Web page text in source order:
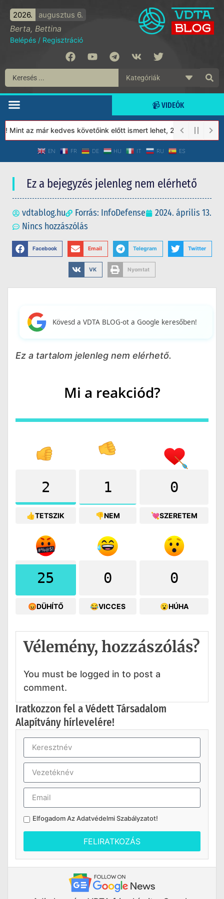
2026. augusztus 6.
Berta, Bettina
Belépés / Regisztráció
📹 VIDEÓK
az már kedves követőink előtt ismert lehet, 2023-tól a
EN FR DE HU IT RU ES
Ez a bejegyzés jelenleg nem elérhető
vdtablog.hu Forrás: InfoDefense
2024. április 13.
Nincs hozzászólás
Facebook Email Telegram Twitter
VK Nyomtat
Kövesd a VDTA BLOG-ot a Google keresőben!
Ez a tartalom jelenleg nem elérhető.
Mi a reakciód?
2
👍TETSZIK
1
👎NEM
0
💘SZERETEM
25
😡DÜHÍTŐ
0
😂VICCES
0
😮HÚHA
Vélemény, hozzászólás?
You must be logged in to post a
comment.
Iratkozzon fel a Védett Társadalom
Alapítvány hírlevelére!
Elfogadom AzAdatvédelmi Szabályzatot!
FELIRATKOZÁS